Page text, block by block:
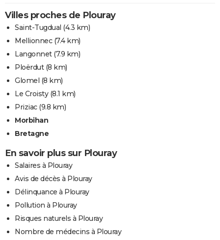
Villes proches de Plouray
Saint-Tugdual (4.3 km)
Mellionnec(7.4 km)
Langonnet(7.9 km)
Ploërdut(8 km)
Glomel (8 km)
Le Croisty(8.1 km)
Priziac(9.8 km)
Morbihan
Bretagne
En savoir plus sur Plouray
Salaires à Plouray
Avis de décès à Plouray
Délinquance à Plouray
Pollution à Plouray
Risques naturels à Plouray
Nombre de médecins à Plouray